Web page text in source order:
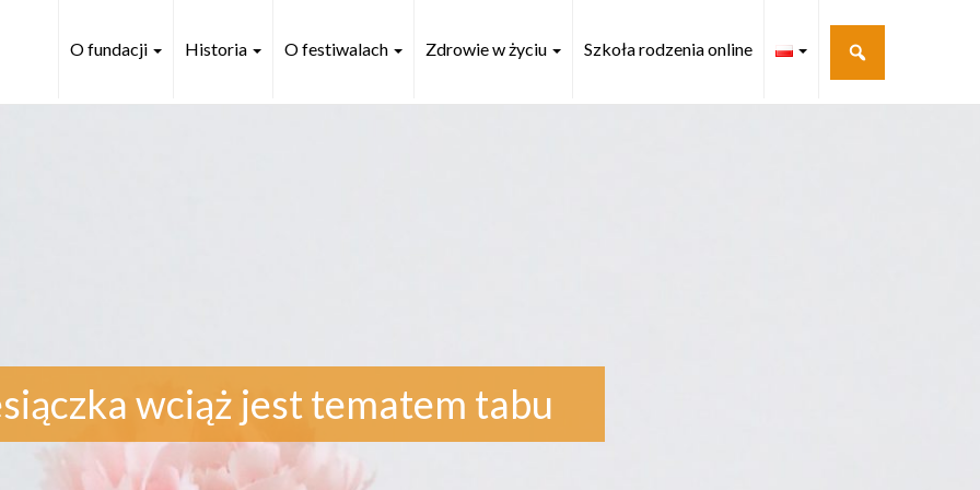
O fundacji Historia O festiwalach Zdrowie w życiu Szkoła rodzenia online
wciąż jest tematem tabu